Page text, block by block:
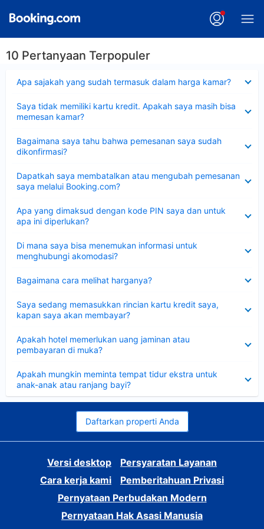
10 Pertanyaan Terpopuler
Apa sajakah yang sudah termasuk dalam harga kamar?
Saya tidak memiliki kartu kredit. Apakah saya masih bisa
memesan kamar?
Bagaimana saya tahu bahwa pemesanan saya sudah
dikonfirmasi?
Dapatkah saya membatalkan atau mengubah pemesanan
saya melalui Booking.com?
Apa yang dimaksud dengan kode PIN saya dan untuk
apa ini diperlukan?
Di mana saya bisa menemukan informasi untuk
menghubungi akomodasi?
Bagaimana cara melihat harganya?
Saya sedang memasukkan rincian kartu kredit saya,
kapan saya akan membayar?
Apakah hotel memerlukan uang jaminan atau
pembayaran di muka?
Apakah mungkin meminta tempat tidur ekstra untuk
anak-anak atau ranjang bayi?
Daftarkan properti Anda
Versi desktop
Persyaratan Layanan
Cara kerja kami
Pemberitahuan Privasi
Pernyataan Perbudakan Modern
Pernyataan Hak Asasi Manusia